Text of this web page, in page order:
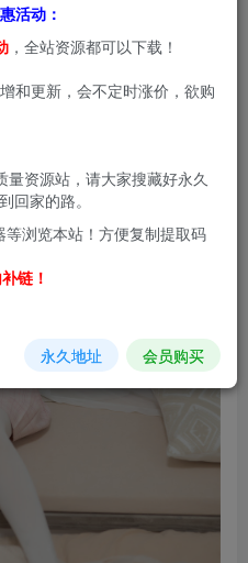
活动：
，全站资源都可以下载！
和更新，会不定时涨价，欲购
资源站，请大家搜藏好永久
回家的路。
浏览本站！方便复制提取码
链！
永久地址 会员购买